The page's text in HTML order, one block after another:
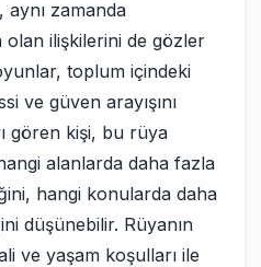
aynı zamanda
ilişkilerini de gözler
toplum içindeki
ve güven arayışını
gören kişi, bu rüya
alanlarda daha fazla
hangi konularda daha
düşünebilir. Rüyanın
ve yaşam koşulları ile